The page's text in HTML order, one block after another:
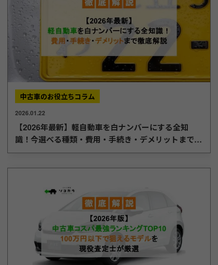
中古車のお役立ちコラム
2026.01.22
【2026年最新】軽自動車を白ナンバーにする全知
識！今選べる種類・費用・手続き・デメリットまで徹
底解説